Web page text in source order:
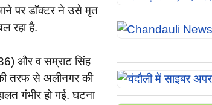
पर डॉक्टर ने उसे मृत
रहा है.
और व सम्राट सिंह
तरफ से अलीनगर की
गंभीर हो गई. घटना